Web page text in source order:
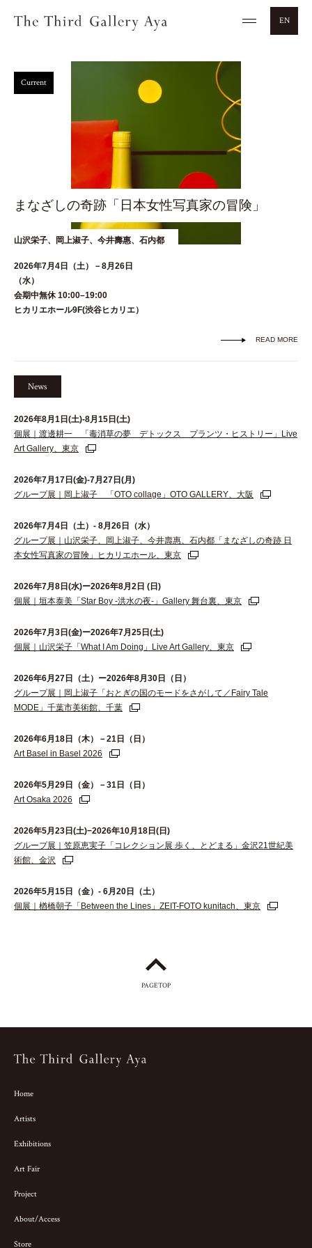
EN
まなざしの奇跡「日本女性写真家の冒険」
山沢栄子、岡上淑子、今井壽惠、石内都
Current
2026年7月4日（土）－8月26日
（水
会期中無休 10:00–19:00
ヒカリエホール9F(渋谷ヒカリエ）
READ MORE
News
2026年8月1日(土)-8月15日(土)
個展｜渡邊耕一 「毒消草の夢 デトックス プランツ・ヒストリー」Live
Art Gallery、東京
2026年7月17日(金)-7月27日(月)
グループ展｜岡上淑子 「OTO collage」OTO GALLERY、大阪
2026年7月4日（土）- 8月26日（水）
グループ展｜山沢栄子、岡上淑子、今井壽惠、石内都「まなざしの奇跡 日
本女性写真家の冒険」ヒカリエホール、東京
2026年7月8日(水)ー2026年8月2日 (日)
個展｜垣本泰美「Star Boy -洪水の夜-」Gallery 舞台裏、東京
2026年7月3日(金)ー2026年7月25日(土)
個展｜山沢栄子「What I Am Doing」Live Art Gallery、東京
2026年6⽉27⽇（⼟）ー2026年8⽉30⽇（⽇）
グループ展｜岡上淑子「おとぎの国のモードをさがして／Fairy Tale
MODE」千葉市美術館、千葉
2026年6月18日（木）－21日（日）
Art Basel in Basel 2026
2026年5月29日（金）－31日（日）
Art Osaka 2026
2026年5月23日(土)−2026年10月18日(日)
グループ展｜笠原恵実子「コレクション展 歩く、とどまる」金沢21世紀美
術館、金沢
2026年5月15日（金）- 6月20日（土）
個展｜楢橋朝子「Between the Lines」ZEIT-FOTO kunitach、東京
PAGETOP
Home
Artists
Exhibitions
Art Fair
Project
About/Access
Store